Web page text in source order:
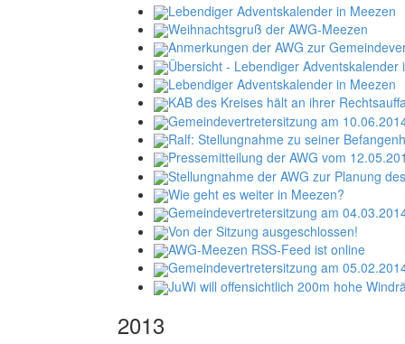
Lebendiger Adventskalender in Meezen
Weihnachtsgruß der AWG-Meezen
Anmerkungen der AWG zur
Übersicht - Lebendiger Adventskalender
Lebendiger Adventskalender in Meezen
KAB des Kreises hält an ihrer
Gemeindevertretersitzung am
Ralf: Stellungnahme zu seiner
Pressemitteilung der AWG vom
Stellungnahme der AWG zur Planung
Wie geht es weiter in Meezen?
Gemeindevertretersitzung am
Von der Sitzung ausgeschlossen!
AWG-Meezen RSS-Feed ist online
Gemeindevertretersitzung am
JuWi will offensichtlich 200m hohe
2013